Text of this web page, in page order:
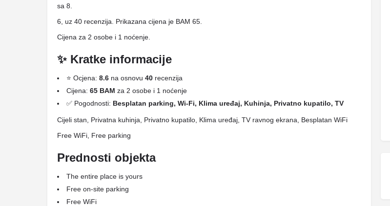
sa 8.
6, uz 40 recenzija. Prikazana cijena je BAM 65.
Cijena za 2 osobe i 1 noćenje.
✨ Kratke informacije
⭐ Ocjena: 8.6 na osnovu 40 recenzija
Cijena: 65 BAM za 2 osobe i 1 noćenje
✅ Pogodnosti: Besplatan parking, Wi-Fi, Klima uređaj, Kuhinja, Privatno kupatilo, TV
Cijeli stan, Privatna kuhinja, Privatno kupatilo, Klima uređaj, TV ravnog ekrana, Besplatan WiFi
Free WiFi, Free parking
Prednosti objekta
The entire place is yours
Free on-site parking
Free WiFi